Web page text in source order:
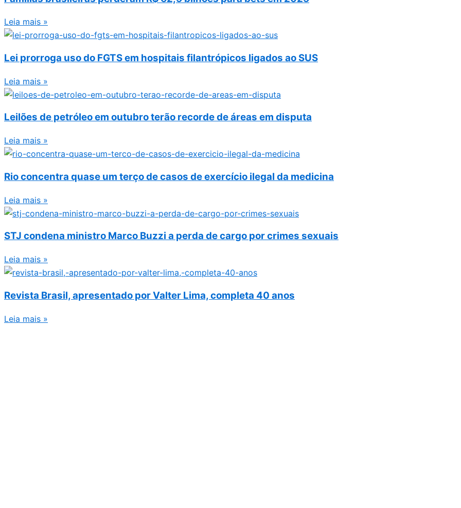
Leia mais »
Lei prorroga uso do FGTS em hospitais filantrópicos ligados ao SUS
Leia mais »
Leilões de petróleo em outubro terão recorde de áreas em disputa
Leia mais »
Rio concentra quase um terço de casos de exercício ilegal da medicina
Leia mais »
STJ condena ministro Marco Buzzi a perda de cargo por crimes sexuais
Leia mais »
Revista Brasil, apresentado por Valter Lima, completa 40 anos
Leia mais »